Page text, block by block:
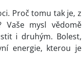
Proč tomu tak je, z
Vaše mysl vědomě
i druhým. Bolest,
energie, kterou je